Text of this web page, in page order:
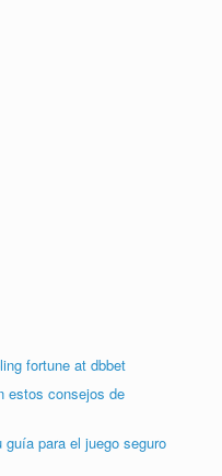
fortune at dbbet
estos consejos de
para el juego seguro